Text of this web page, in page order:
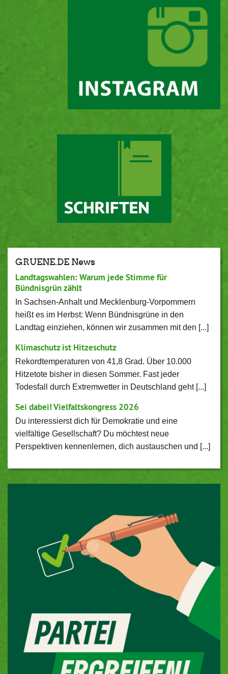
GRUENE.DE News
Landtagswahlen: Warum jede Stimme für
Bündnisgrün zählt
In Sachsen-Anhalt und Mecklenburg-Vorpommern
heißt es im Herbst: Wenn Bündnisgrüne in den
Landtag einziehen, können wir zusammen mit den [...]
Klimaschutz ist Hitzeschutz
Rekordtemperaturen von 41,8 Grad. Über 10.000
Hitzetote bisher in diesen Sommer. Fast jeder
Todesfall durch Extremwetter in Deutschland geht [...]
Sei dabei! Vielfaltskongress 2026
Du interessierst dich für Demokratie und eine
vielfältige Gesellschaft? Du möchtest neue
Perspektiven kennenlernen, dich austauschen und [...]